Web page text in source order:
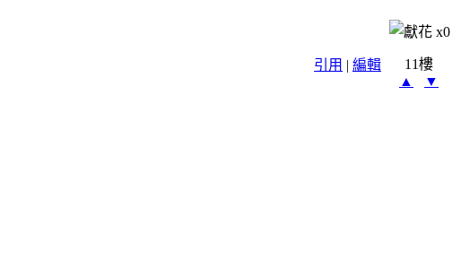
x0
引用 | 編輯
11樓
▲
▼